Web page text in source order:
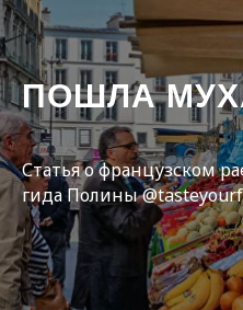
ПОШЛА
Статья о французском
гида Полины